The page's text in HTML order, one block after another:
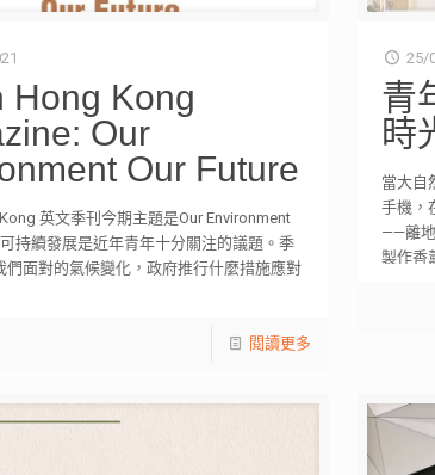
Hong Kong
Our
Our Future
英文季刊今期主題是Our Environment
持續發展是近年青年十分關注的議題。季
們面對的氣候變化，政府推行什麼措施應對
閱讀更多
25/
青
時
當大自
手機，
——離地
製作香